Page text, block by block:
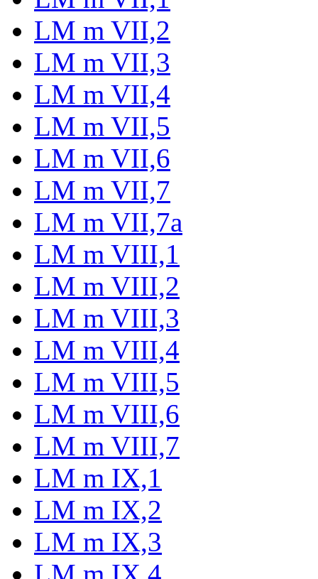
LM m VII,2
LM m VII,3
LM m VII,4
LM m VII,5
LM m VII,6
LM m VII,7
LM m VII,7a
LM m VIII,1
LM m VIII,2
LM m VIII,3
LM m VIII,4
LM m VIII,5
LM m VIII,6
LM m VIII,7
LM m IX,1
LM m IX,2
LM m IX,3